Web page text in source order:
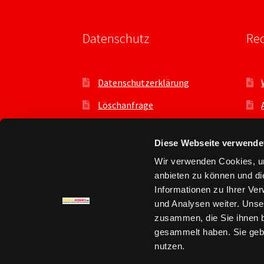
Diese Webseite
Wir verwenden Cookies,
anbieten zu können und
Informationen zu Ihrer
und Analysen weiter.
zusammen, die Sie ihnen
gesammelt haben. Sie
nutzen.
Datenschutz
Datenschutzerklärung
Löschanfrage
Datenschutzeinstellungen
© Premium Account kaufen - premium-
Erstellt mit WooCommerce